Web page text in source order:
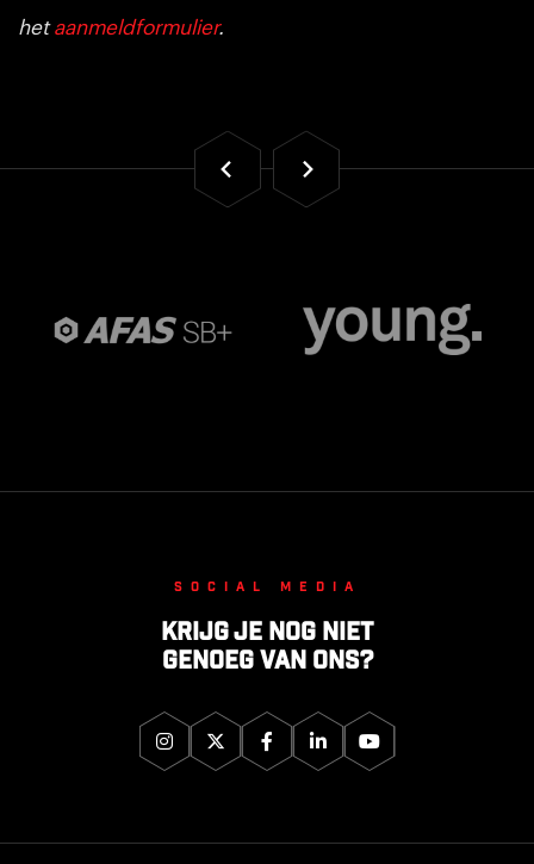
hetaanmeldformulier.
Social media
Krijg je nog niet
genoeg van ons?